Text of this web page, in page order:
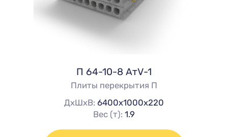
П 64-10-8 AтV-1
Плиты перекрытия П
ДхШхВ: 6400х1000х220
Вес (т): 1.9